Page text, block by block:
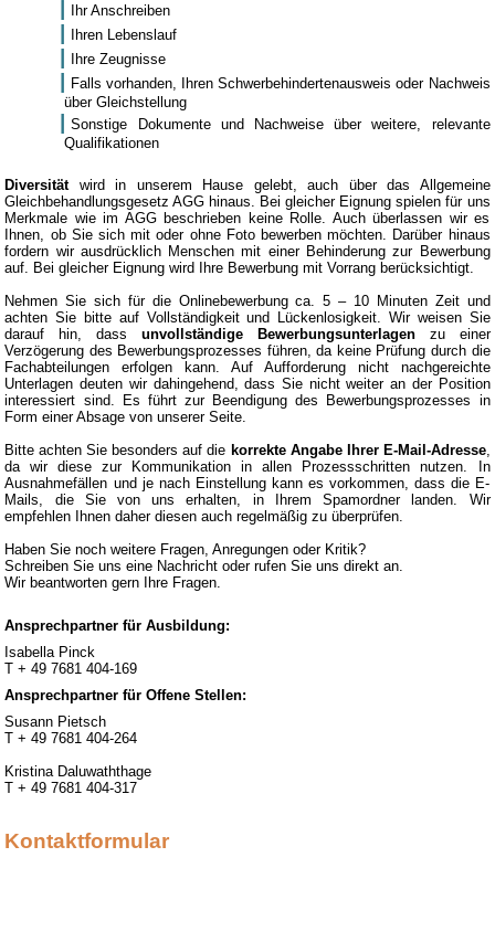
Ihr Anschreiben
Ihren Lebenslauf
Ihre Zeugnisse
Falls vorhanden, Ihren Schwerbehindertenausweis oder Nachweis
über Gleichstellung
Sonstige Dokumente und Nachweise über weitere, relevante
Qualifikationen
Diversitätwird in unserem Hause gelebt, auch über das Allgemeine
Gleichbehandlungsgesetz AGG hinaus. Bei gleicher Eignung spielen für uns
Merkmale wie im AGG beschrieben keine Rolle. Auch überlassen wir es
Ihnen, ob Sie sich mit oder ohne Foto bewerben möchten. Darüber hinaus
fordern wir ausdrücklich Menschen mit einer Behinderung zur Bewerbung
auf. Bei gleicher Eignung wird Ihre Bewerbung mit Vorrang berücksichtigt.
Nehmen Sie sich für die Onlinebewerbung ca. 5 – 10 Minuten Zeit und
achten Sie bitte auf Vollständigkeit und Lückenlosigkeit. Wir weisen Sie
darauf hin, dass unvollständige Bewerbungsunterlagenzu einer
Verzögerung des Bewerbungsprozesses führen, da keine Prüfung durch die
Fachabteilungen erfolgen kann. Auf Aufforderung nicht nachgereichte
Unterlagen deuten wir dahingehend, dass Sie nicht weiter an der Position
interessiert sind. Es führt zur Beendigung des Bewerbungsprozesses in
Form einer Absage von unserer Seite.
Bitte achten Sie besonders auf die korrekte Angabe Ihrer E-Mail-Adresse,
da wir diese zur Kommunikation in allen Prozessschritten nutzen. In
Ausnahmefällen und je nach Einstellung kann es vorkommen, dass die E-
Mails, die Sie von uns erhalten, in Ihrem Spamordner landen. Wir
empfehlen Ihnen daher diesen auch regelmäßig zu überprüfen.
Haben Sie noch weitere Fragen, Anregungen oder Kritik?
Schreiben Sie uns eine Nachricht oder rufen Sie uns direkt an.
Wir beantworten gern Ihre Fragen.
Ansprechpartner für Ausbildung:
Isabella Pinck
T + 49 7681 404-169
Ansprechpartner für Offene Stellen:
Susann Pietsch
T + 49 7681 404-264
Kristina Daluwaththage
T + 49 7681 404-317
Kontaktformular